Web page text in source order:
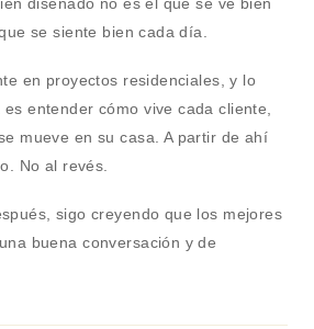
se siente bien cada día.
en proyectos residenciales, y lo
entender cómo vive cada cliente,
mueve en su casa. A partir de ahí
No al revés.
sigo creyendo que los mejores
buena conversación y de